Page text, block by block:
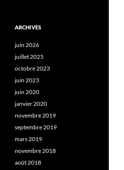
ARCHIVES
juin 2026
juillet 2025
octobre 2023
juin 2023
juin 2020
janvier 2020
novembre 2019
septembre 2019
mars 2019
novembre 2018
août 2018